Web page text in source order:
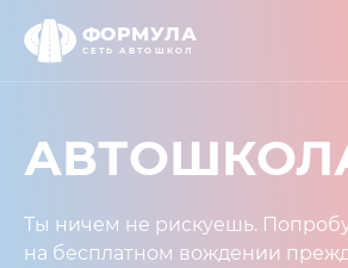
ФОРМУЛА
СЕТЬ АВТОШКОЛ
Ты ничем не рискуешь.
на бесплатном вождении